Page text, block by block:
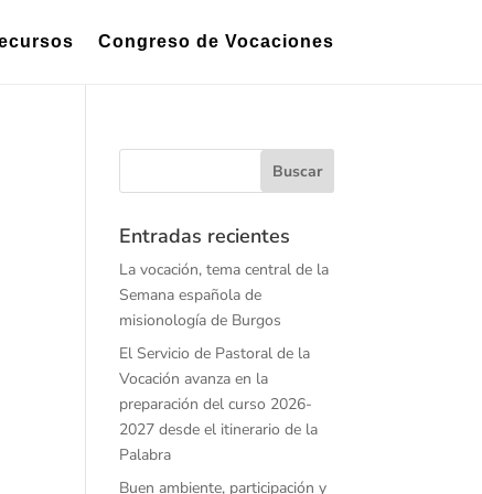
Congreso de Vocaciones
Entradas recientes
La vocación, tema central de la
Semana española de
misionología de Burgos
El Servicio de Pastoral de la
Vocación avanza en la
preparación del curso 2026-
2027 desde el itinerario de la
Palabra
Buen ambiente, participación y